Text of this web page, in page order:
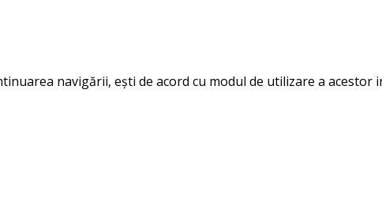
navigării, ești de acord cu modul de utilizare a acestor